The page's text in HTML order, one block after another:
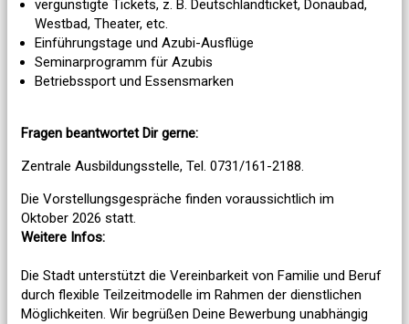
vergünstigte Tickets, z. B. Deutschlandticket, Donaubad,
Westbad, Theater, etc.
Einführungstage und Azubi-Ausflüge
Seminarprogramm für Azubis
Betriebssport und Essensmarken
Fragen beantwortet Dir gerne:
Zentrale Ausbildungsstelle, Tel. 0731/161-2188.
Die Vorstellungsgespräche finden voraussichtlich im
Oktober 2026 statt.
Weitere Infos:
Die Stadt unterstützt die Vereinbarkeit von Familie und Beruf
durch flexible Teilzeitmodelle im Rahmen der dienstlichen
Möglichkeiten. Wir begrüßen Deine Bewerbung unabhängig